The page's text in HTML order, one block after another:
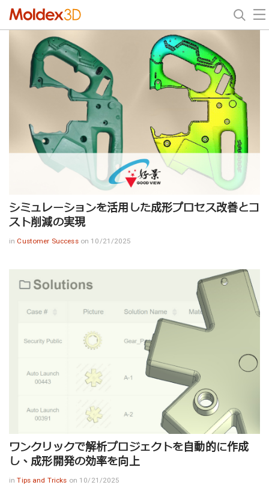
シミュレーションを活用した成形プロセス改善とコ
スト削減の実現
in Customer Success on 10/21/2025
ワンクリックで解析プロジェクトを自動的に作成
し、成形開発の効率を向上
inTips and Tricks on 10/21/2025